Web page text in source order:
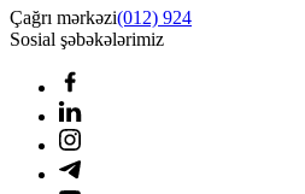
Çağrı mərkəzi(012) 924
Sosial şəbəkələrimiz